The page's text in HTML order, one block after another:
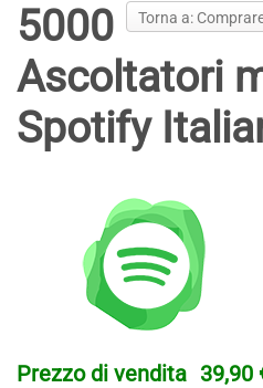
Torna a:
5000
Ascoltatori
Spotify
Prezzo di vendita 39,90